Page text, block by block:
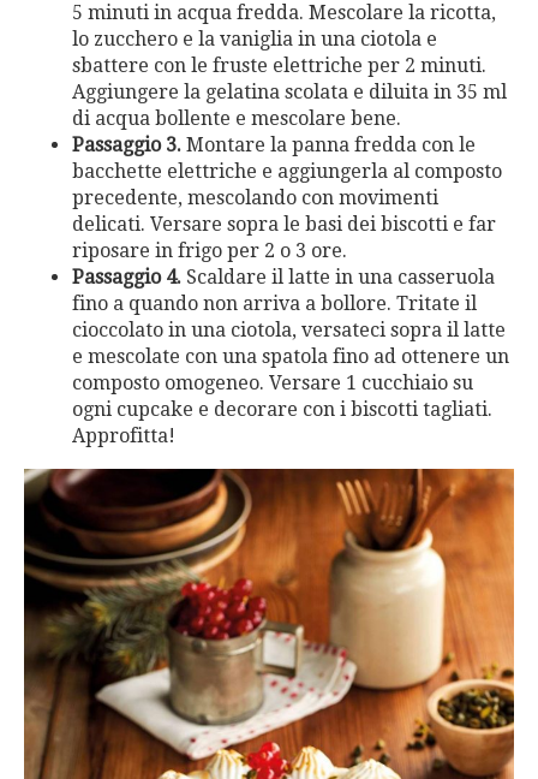
5 minuti in acqua fredda. Mescolare la ricotta,
lo zucchero e la vaniglia in una ciotola e
sbattere con le fruste elettriche per 2 minuti.
Aggiungere la gelatina scolata e diluita in 35 ml
di acqua bollente e mescolare bene.
Passaggio 3. Montare la panna fredda con le
bacchette elettriche e aggiungerla al composto
precedente, mescolando con movimenti
delicati. Versare sopra le basi dei biscotti e far
riposare in frigo per 2 o 3 ore.
Passaggio 4. Scaldare il latte in una casseruola
fino a quando non arriva a bollore. Tritate il
cioccolato in una ciotola, versateci sopra il latte
e mescolate con una spatola fino ad ottenere un
composto omogeneo. Versare 1 cucchiaio su
ogni cupcake e decorare con i biscotti tagliati.
Approfitta!